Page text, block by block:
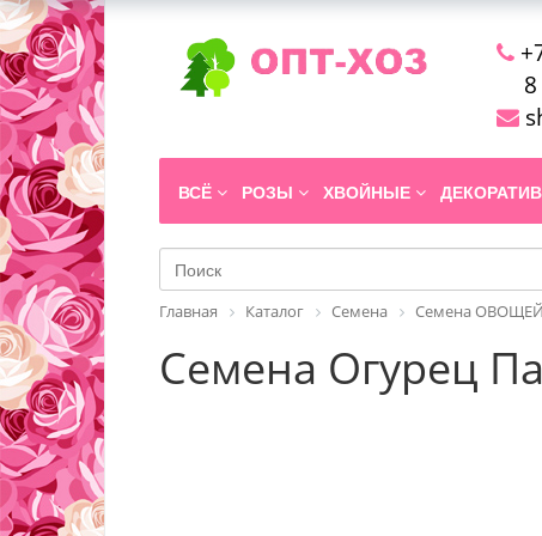
ВСЁ РОЗЫ ХВОЙНЫЕ
Главная Каталог Семена Семена ОВОЩЕЙ
Семена Огурец